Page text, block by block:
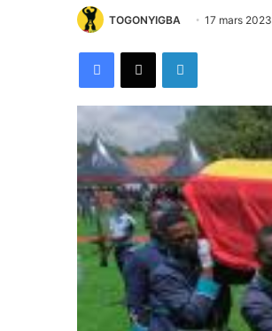
TOGONYIGBA 17 mars 2023
FacebookX Linkedin